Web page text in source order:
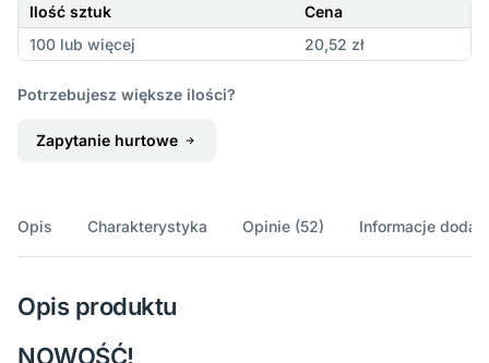
Ilość sztuk
Cena
100 lub więcej
20,52 zł
Potrzebujesz większe ilości?
Zapytanie hurtowe
Opis Charakterystyka Opinie (52) Informacje
Opis produktu
NOWOŚĆ!